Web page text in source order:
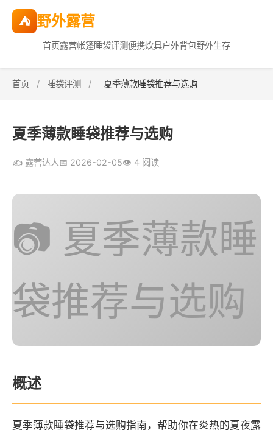
⛺ 野外露营
首页露营帐篷睡袋评测便携炊具户外背包野外生存
首页 / 睡袋评测 / 夏季薄款睡袋推荐与选购
夏季薄款睡袋推荐与选购
✍️ 露营达人 📅 2026-02-05👁️ 4 阅读
📷 夏季薄款睡
袋推荐与选购
概述
夏季薄款睡袋推荐与选购指南，帮助你在炎热的夏夜露